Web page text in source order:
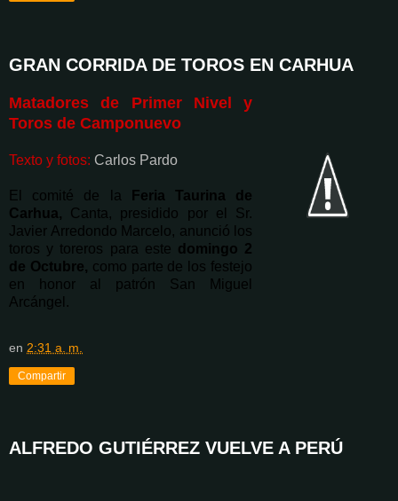
GRAN CORRIDA DE TOROS EN CARHUA
Matadores de Primer Nivel y
Toros de Camponuevo
Texto y fotos: Carlos Pardo
El comité de la
Feria Taurina de
Carhua, Canta, presidido por el Sr.
Javier Arredondo Marcelo, anunció los
toros y toreros para este domingo 2
de Octubre, como parte de los festejo
en honor al patrón San Miguel
Arcángel.
en 2:31 a. m.
Compartir
ALFREDO GUTIÉRREZ VUELVE A PERÚ